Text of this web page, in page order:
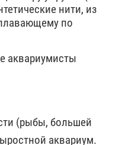
нити, из
по
аквариумисты
(рыбы, большей
аквариум.